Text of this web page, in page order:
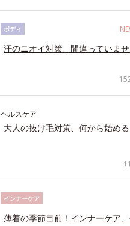
ボディ
汗のニオイ対策、間違っていま
ヘルスケア
大人の抜け毛対策、何から始める
インナーケア
薄着の季節目前！インナーケア